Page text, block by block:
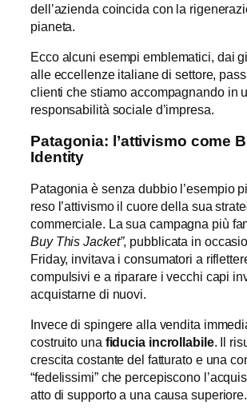
dell’azienda coincida con la
pianeta.
Ecco alcuni esempi emblematici, dai
alle eccellenze italiane di settore,
clienti che stiamo accompagnando in
responsabilità sociale d’impresa.
Patagonia: l’attivismo come
Identity
Patagonia è senza dubbio l’esempio
reso l’attivismo il cuore della sua
commerciale. La sua campagna più
Buy This Jacket”, pubblicata in
Friday, invitava i consumatori a
compulsivi e a riparare i vecchi capi
acquistarne di nuovi.
Invece di spingere alla vendita
costruito una fiducia incrollabile. Il
crescita costante del fatturato e una
“fedelissimi” che percepiscono
atto di supporto a una causa superiore.